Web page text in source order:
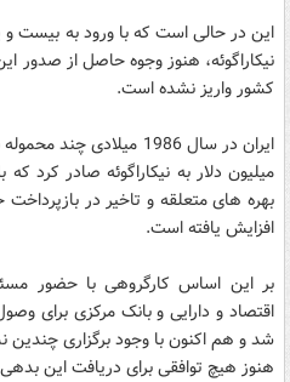
این در حالی است که با ورود به بیست
نیکاراگوئه، هنوز وجوه حاصل از صدور
کشور واریز نشده است.
افزایش یافته است.
بر این اساس کارگروهی با حضور
اقتصاد و دارایی و بانک مرکزی برای
شد و هم اکنون با وجود برگزاری
هنوز هیچ توافقی برای دریافت این